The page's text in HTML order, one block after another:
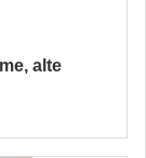
alte